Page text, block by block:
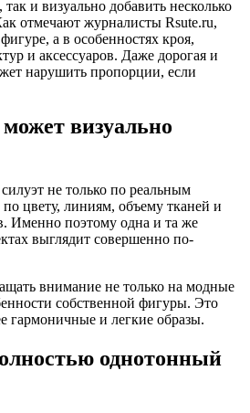
и визуально добавить несколько
отмечают журналисты Rsute.ru,
а в особенностях кроя,
и аксессуаров. Даже дорогая и
нарушить пропорции, если
визуально
не только по реальным
цвету, линиям, объему тканей и
Именно поэтому одна и та же
выглядит совершенно по-
внимание не только на модные
собственной фигуры. Это
гармоничные и легкие образы.
однотонный